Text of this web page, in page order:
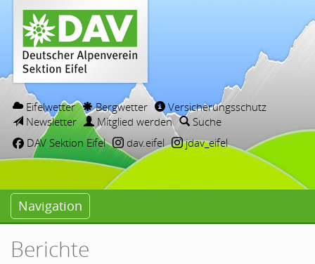
Eifelwetter Bergwetter
Versicherungsschutz
Newsletter
Mitglied werden
Suche
DAV Sektion Eifel
dav.eifel jdav_eifel
Navigation
Berichte